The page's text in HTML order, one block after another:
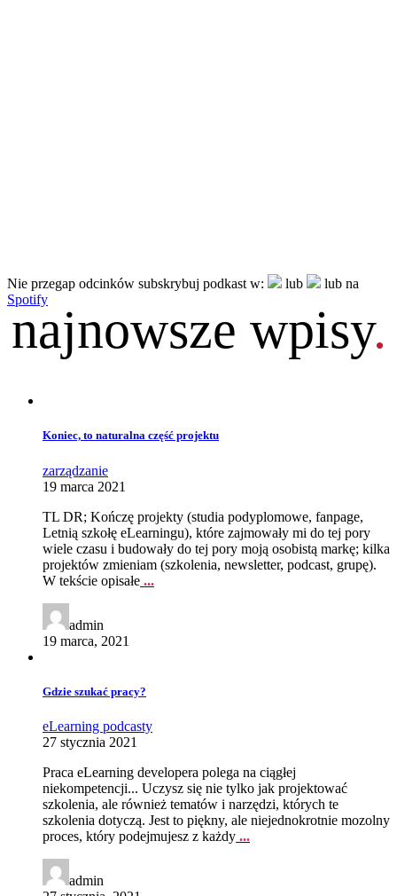
Nie przegap odcinków subskrybuj podkast w: lub
lub na
Spotify
najnowsze wpisy.
Koniec, to naturalna część projektu
zarządzanie
19 marca 2021
TL DR; Kończę projekty (studia podyplomowe, fanpage,
Letnią szkołę eLearningu), które zajmowały mi do tej pory
wiele czasu i budowały do tej pory moją osobistą markę; kilka
projektów zmieniam (szkolenia, newsletter, podcast, grupę).
W tekście opisałe ...
admin
19 marca, 2021
Gdzie szukać pracy?
eLearning podcasty
27 stycznia 2021
Praca eLearning developera polega na ciągłej
niekompetencji... Uczysz się nie tylko jak projektować
szkolenia, ale również tematów i narzędzi, których te
szkolenia dotyczą. Jest to piękny, ale niejednokrotnie mozolny
proces, który podejmujesz z każdy ...
admin